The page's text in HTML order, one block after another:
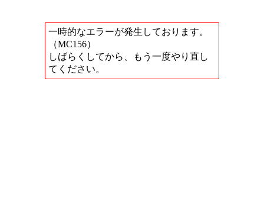
一時的なエラーが発生しております。
（MC156）
しばらくしてから、もう一度やり直し
てください。